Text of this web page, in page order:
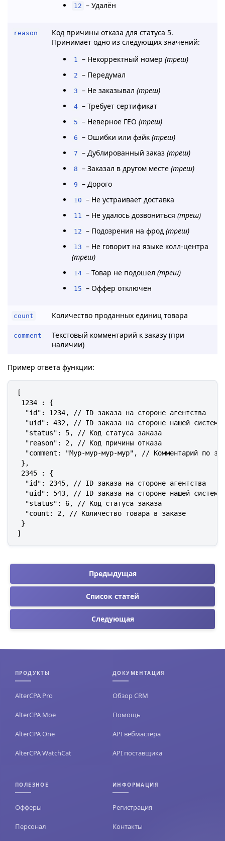
12 – Удалён
reason
Код причины отказа для статуса 5.
Принимает одно из следующих значений:
1 – Некорректный номер (треш)
2 – Передумал
3 – Не заказывал (треш)
4 – Требует сертификат
5 – Неверное ГЕО (треш)
6 – Ошибки или фэйк (треш)
7 – Дублированный заказ (треш)
8 – Заказал в другом месте (треш)
9 – Дорого
10 – Не устраивает доставка
11 – Не удалось дозвониться (треш)
12 – Подозрения на фрод (треш)
13 – Не говорит на языке колл-центра
(треш)
14 – Товар не подошел (треш)
15 – Оффер отключен
count Количество проданных единиц товара
comment
Текстовый комментарий к заказу (при
наличии)
Пример ответа функции:
[
1234 : {
  "id": 1234, // ID заказа на стороне агентства
  "uid": 432, // ID заказа на стороне нашей системы
  "status": 5, // Код статуса заказа
  "reason": 2, // Код причины отказа
"comment: "Мур-мур-мур-мур", // Комментарий по
},
2345 : {
  "id": 2345, // ID заказа на стороне агентства
  "uid": 543, // ID заказа на стороне нашей системы
  "status": 6, // Код статуса заказа
  "count: 2, // Количество товара в заказе
}
]
Предыдущая
Список статей
Следующая
ПРОДУКТЫ
AlterCPA Pro
AlterCPA Moe
AlterCPA One
AlterCPA WatchCat
ДОКУМЕНТАЦИЯ
Обзор CRM
Помощь
API вебмастера
API поставщика
ПОЛЕЗНОЕ
Офферы
Персонал
ИНФОРМАЦИЯ
Регистрация
Контакты